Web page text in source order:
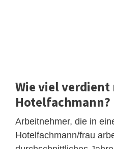
Wie viel verdient
Hotelfachmann?
Arbeitnehmer, die in
Hotelfachmann/frau